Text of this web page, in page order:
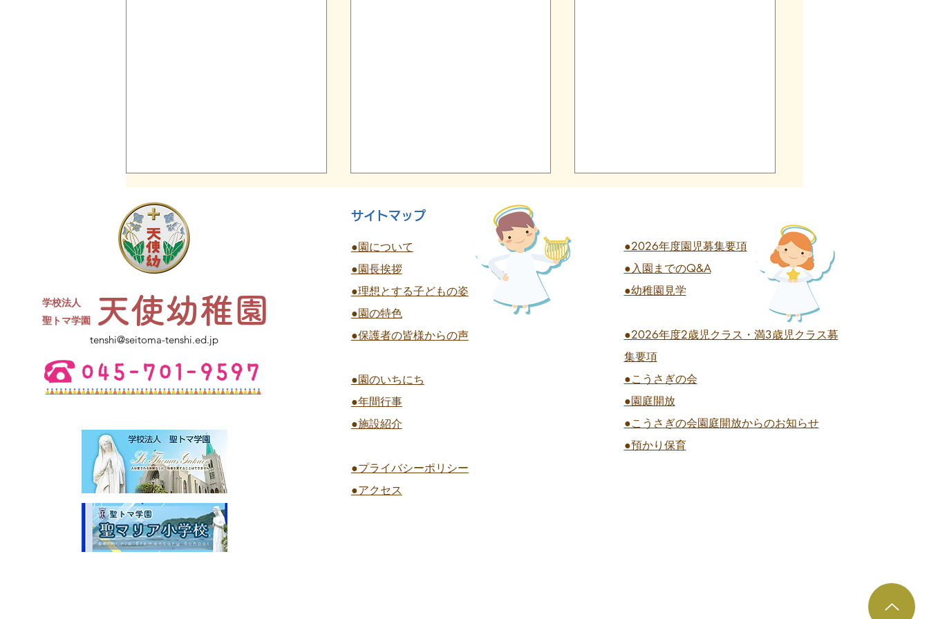
同窓会について
現４年生対象の天使幼稚園卒園生
同窓会を開催します。 たくさん
のお友達、先生が参加予定です✨
スをご用意します。水筒、上履
き、コップをお持ちください。
い。 皆さまとお会いできること
を楽しみにしています。
夏祭り 全学年
終業式 全学年
天使幼稚園
学校法人
​聖トマ学園
tenshi@seitoma-tenshi.ed.jp
サイトマップ
●園について
●園長挨拶
●理想とする子どもの姿
●園の特色
●保護者の皆様からの声
●園のいちにち
●年間行事
●施設紹介
●プライバシーポリシー
●アクセス
●2026年度園児募集要項
●入園までのQ&A
●幼稚園見学
●2026年度2歳児クラス・満3歳児クラス募
集要項
●こうさぎの会
●園庭開放
●こうさぎの会園庭開放からのお知らせ
●預かり保育